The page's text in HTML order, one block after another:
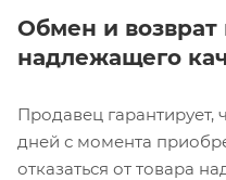
Обмен и
надлежащего
Продавец гарантирует,
дней с момента
отказаться от товара